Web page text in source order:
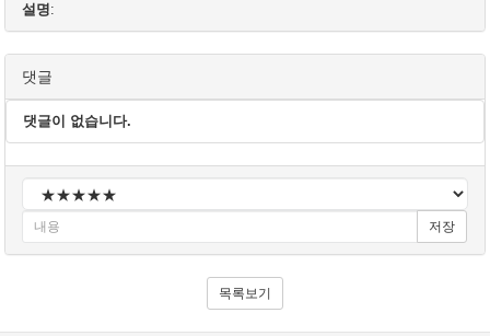
설명:
댓글
댓글이 없습니다.
저장
목록보기